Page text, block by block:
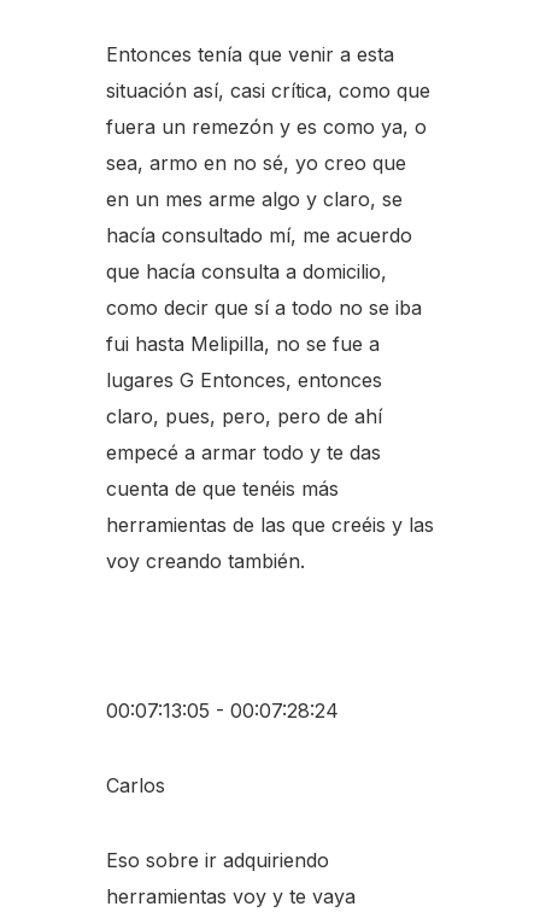
Entonces tenía que venir a esta
situación así, casi crítica, como que
fuera un remezón y es como ya, o
sea, armo en no sé, yo creo que
en un mes arme algo y claro, se
hacía consultado mí, me acuerdo
que hacía consulta a domicilio,
como decir que sí a todo no se iba
fui hasta Melipilla, no se fue a
lugares G Entonces, entonces
claro, pues, pero, pero de ahí
empecé a armar todo y te das
cuenta de que tenéis más
herramientas de las que creéis y las
voy creando también.
00:07:13:05 - 00:07:28:24
Carlos
Eso sobre ir adquiriendo
herramientas voy y te vaya